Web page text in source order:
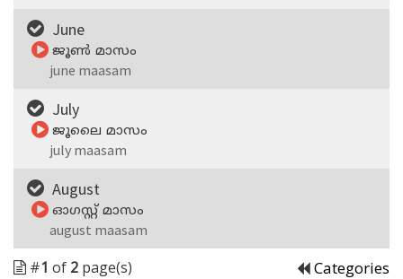
June
ജൂണ്‍ മാസം
june maasam
July
ജൂലൈ മാസം
july maasam
August
ഓഗസ്റ്റ്‌ മാസം
august maasam
#1 of 2 page(s)
Categories